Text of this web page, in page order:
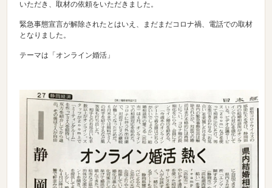
いただき、取材の依頼をいただきました。
緊急事態宣言が解除されたとはいえ、まだまだコロナ禍、電話での取材
となりました。
テーマは「オンライン婚活」